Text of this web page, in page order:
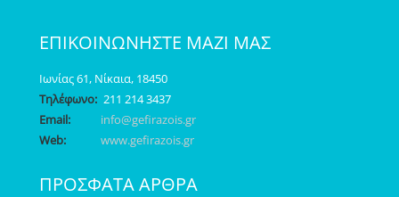
ΕΠΙΚΟΙΝΩΝΗΣΤΕ ΜΑΖΙ ΜΑΣ
Ιωνίας 61, Νίκαια, 18450
Τηλέφωνο:211 214 3437
Email:
info@gefirazois.gr
Web:
www.gefirazois.gr
ΠΡΟΣΦΑΤΑ ΑΡΘΡΑ